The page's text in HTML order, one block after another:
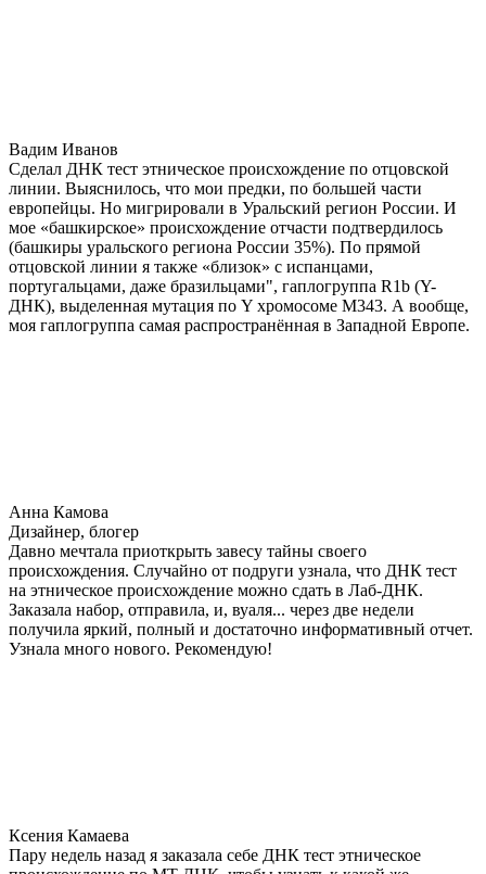
Вадим Иванов
Сделал ДНК тест этническое происхождение по отцовской
линии. Выяснилось, что мои предки, по большей части
европейцы. Но мигрировали в Уральский регион России. И
мое «башкирское» происхождение отчасти подтвердилось
(башкиры уральского региона России 35%). По прямой
отцовской линии я также «близок» с испанцами,
португальцами, даже бразильцами", гаплогруппа R1b (Y-
ДНК), выделенная мутация по Y хромосоме М343. А вообще,
моя гаплогруппа самая распространённая в Западной Европе.
Анна Камова
Дизайнер, блогер
Давно мечтала приоткрыть завесу тайны своего
происхождения. Случайно от подруги узнала, что ДНК тест
на этническое происхождение можно сдать в Лаб-ДНК.
Заказала набор, отправила, и, вуаля... через две недели
получила яркий, полный и достаточно информативный отчет.
Узнала много нового. Рекомендую!
Ксения Камаева
Пару недель назад я заказала себе ДНК тест этническое